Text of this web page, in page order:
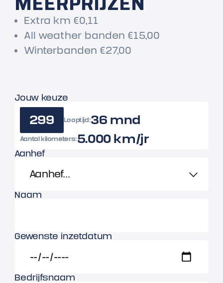
Extra km €0,11
All weather banden €15,00
Winterbanden €27,00
Jouw keuze
299 Looptijd:36 mnd
Aantal kilometers:5.000 km/jr
Aanhef
Naam
Gewenste inzetdatum
Bedrijfsnaam